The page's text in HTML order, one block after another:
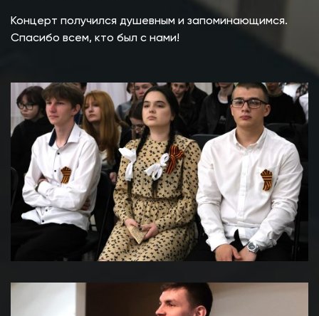
Концерт получился душевным и запоминающимся.
Спасибо всем, кто был с нами!